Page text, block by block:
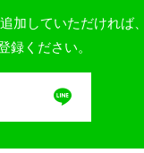
加していただければ
録ください。